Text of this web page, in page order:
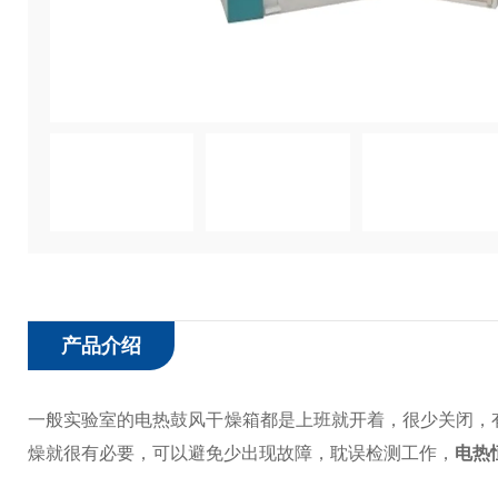
产品介绍
一般实验室的电热鼓风干燥箱都是上班就开着，很少关闭
燥就很有必要，可以避免少出现故障，耽误检测工作， 电热